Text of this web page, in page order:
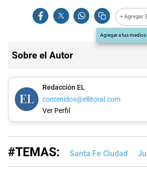
+ Agregar
Agregar a tus
Sobre el Autor
Redacción EL
contenidos@ellitoral.com
Ver Perfil
#TEMAS: Santa Fe Ciudad